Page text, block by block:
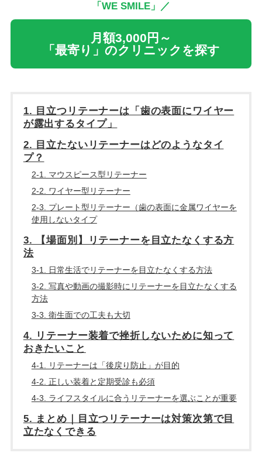
「WE SMILE」／
月額3,000円～
「最寄り」のクリニックを探す
1. 目立つリテーナーは「歯の表面にワイヤー
が露出するタイプ」
2. 目立たないリテーナーはどのようなタイ
プ？
2-1. マウスピース型リテーナー
2-2. ワイヤー型リテーナー
2-3. プレート型リテーナー（歯の表面に金属ワイヤーを
使用しないタイプ
3. 【場面別】リテーナーを目立たなくする方
法
3-1. 日常生活でリテーナーを目立たなくする方法
3-2. 写真や動画の撮影時にリテーナーを目立たなくする
方法
3-3. 衛生面での工夫も大切
4. リテーナー装着で挫折しないために知って
おきたいこと
4-1. リテーナーは「後戻り防止」が目的
4-2. 正しい装着と定期受診も必須
4-3. ライフスタイルに合うリテーナーを選ぶことが重要
5. まとめ｜目立つリテーナーは対策次第で目
立たなくできる